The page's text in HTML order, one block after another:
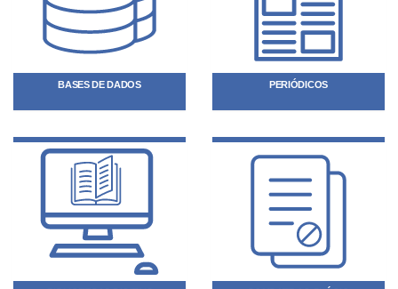
BASES DE DADOS PERIÓDICOS